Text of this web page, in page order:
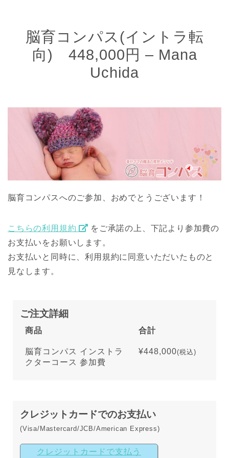
脳育コンパス(イントラ転
向) 448,000円 – Mana
Uchida
脳育コンパスへのご参加、おめでとうございます！
こちらの利用規約
をご承諾の上、下記より参加費の
お支払いをお願いします。
お支払いと同時に、利用規約に同意いただいたものと
見なします。
ご注文詳細
商品 合計
脳育コンパス インストラ
クターコース 参加費
¥448,000(税込)
クレジットカードでのお支払い
(Visa/Mastercard/JCB/American Express)
クレジットカードで支払う